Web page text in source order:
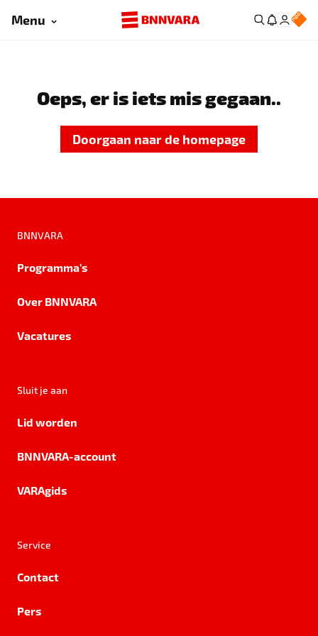
Menu
Oeps, er is iets mis gegaan..
Doorgaan naar de homepage
BNNVARA
Programma's
Over BNNVARA
Vacatures
Sluit je aan
Lid worden
BNNVARA-account
VARAgids
Service
Contact
Pers